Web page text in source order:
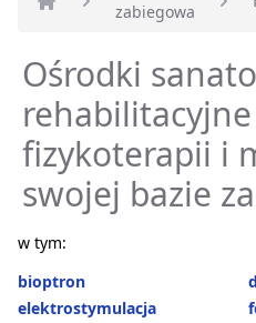
Strona główna
zabiegowa
Ośrodki
fizykoterapii i
swojej bazie
w tym:
bioptron
elektrostymulacja